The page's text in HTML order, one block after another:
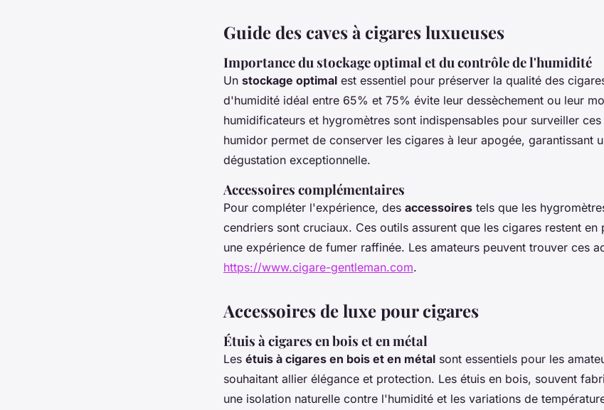
Guide des caves à cigares luxueuses
Importance du stockage optimal et du contrôle de l'humidité
Un stockage optimal est essentiel pour préserver la qualité des
d'humidité idéal entre 65% et 75% évite leur dessèchement ou leur
humidificateurs et hygromètres sont indispensables pour surveiller
humidor permet de conserver les cigares à leur apogée, garantissant
dégustation exceptionnelle.
Accessoires complémentaires
Pour compléter l'expérience, des accessoires tels que les
cendriers sont cruciaux. Ces outils assurent que les cigares restent
une expérience de fumer raffinée. Les amateurs peuvent trouver ces
https://www.cigare-gentleman.com.
Accessoires de luxe pour cigares
Étuis à cigares en bois et en métal
Les étuis à cigares en bois et en métal sont essentiels pour les
souhaitant allier élégance et protection. Les étuis en bois, souvent
une isolation naturelle contre l'humidité et les variations de